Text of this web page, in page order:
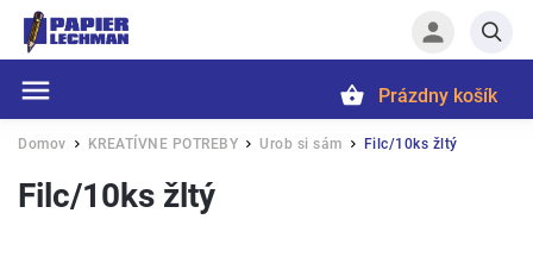
Hľadať
Prázdny košík
Domov / KREATÍVNE POTREBY / Urob si sám / Filc/10ks žltý
Filc/10ks žltý